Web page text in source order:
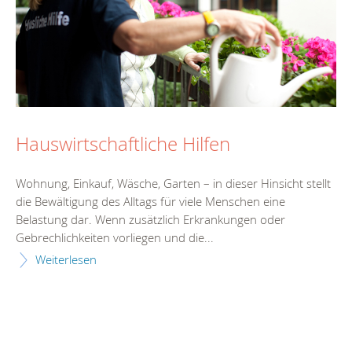
Hauswirtschaftliche Hilfen
Wohnung, Einkauf, Wäsche, Garten – in dieser Hinsicht stellt
die Bewältigung des Alltags für viele Menschen eine
Belastung dar. Wenn zusätzlich Erkrankungen oder
Gebrechlichkeiten vorliegen und die...
Weiterlesen